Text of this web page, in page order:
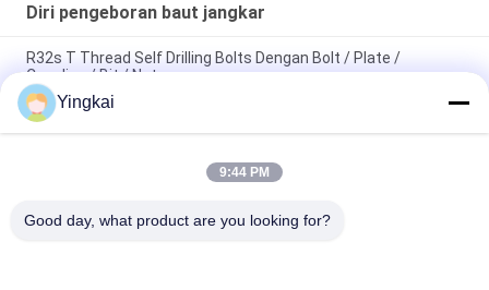
Diri pengeboran baut jangkar
R32s T Thread Self Drilling Bolts Dengan Bolt / Plate /
Coupling / Bit / Nut
Hot Galvznized Baja baut jangkar Untuk longgar Tanah /
Pelapukan Batu
R32N Anchor Bar Batu Self Drilling Baut Untuk Tunnel Pre -
Yingkai
9:44 PM
Good day, what product are you looking for?